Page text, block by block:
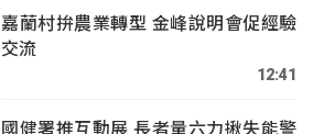
嘉蘭村拚農業轉型 金峰說明會促經驗
交流
12:41
國健署推互動展 長者量六力揪失能警